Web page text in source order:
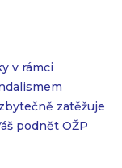
v rámci
zatěžuje
podnět OŽP